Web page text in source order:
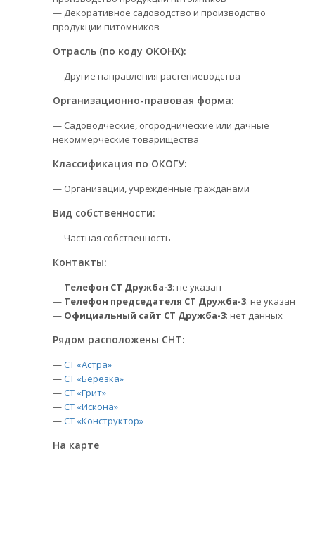
— Декоративное садоводство и производство
продукции питомников
Отрасль (по коду ОКОНХ):
— Другие направления растениеводства
Организационно-правовая форма:
— Садоводческие, огороднические или дачные
некоммерческие товарищества
Классификация по ОКОГУ:
— Организации, учрежденные гражданами
Вид собственности:
— Частная собственность
Контакты:
— Телефон СТ Дружба-3: не указан
— Телефон председателя СТ Дружба-3: не указан
— Официальный сайт СТ Дружба-3: нет данных
Рядом расположены СНТ:
—СТ «Астра»
—СТ «Березка»
—СТ «Грит»
—СТ «Искона»
—СТ «Конструктор»
На карте